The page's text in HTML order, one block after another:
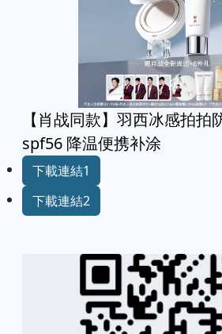
【肖战同款】羽西冰感拍拍
spf56 降温便携补涂
下載連結1
下載連結2